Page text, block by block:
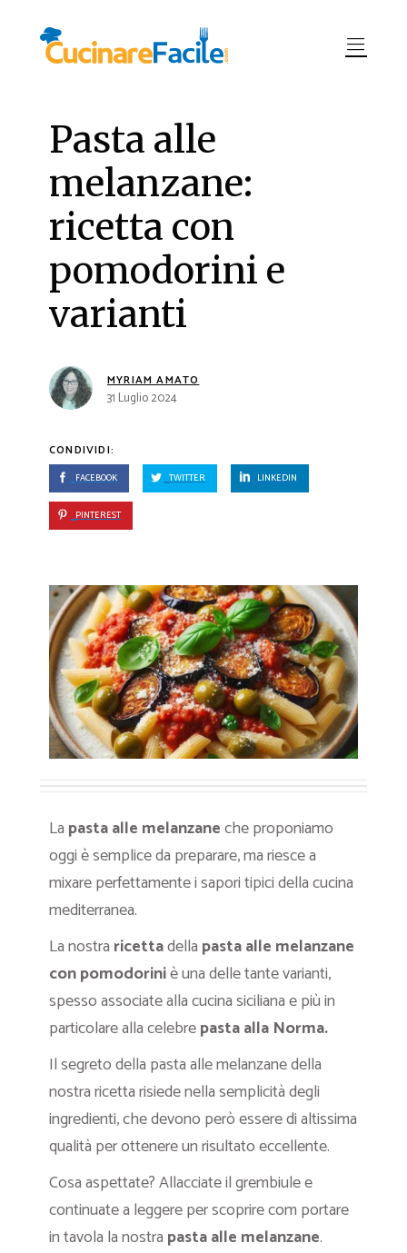
Pasta alle
melanzane:
ricetta con
pomodorini e
varianti
MYRIAM AMATO
31 Luglio 2024
CONDIVIDI:
FACEBOOK TWITTER LINKEDIN
PINTEREST
La pasta alle melanzaneche proponiamo
oggi è semplice da preparare, ma riesce a
mixare perfettamente i sapori tipici della cucina
mediterranea.
La nostra ricettadella pasta alle melanzane
con pomodoriniè una delle tante varianti,
spesso associate alla cucina siciliana e più in
particolare alla celebrepasta alla Norma.
Il segreto della pasta alle melanzane della
nostra ricetta risiede nella semplicità degli
ingredienti, che devono però essere di altissima
qualità per ottenere un risultato eccellente.
Cosa aspettate? Allacciate il grembiule e
continuate a leggere per scoprire com portare
in tavola la nostra pasta alle melanzane.